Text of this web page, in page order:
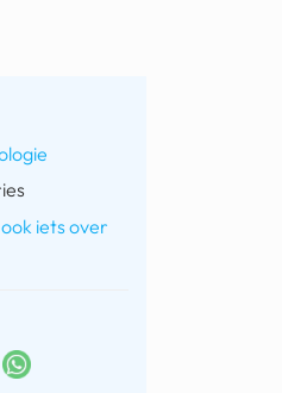
iets over